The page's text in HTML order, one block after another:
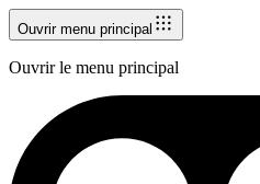
Ouvrir menu principal
Ouvrir le menu principal